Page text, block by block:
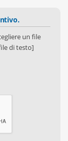
un file
di testo]